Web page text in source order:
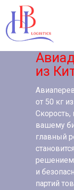
из
от 50 кг
Скорость,
вашему
главный
и
партий